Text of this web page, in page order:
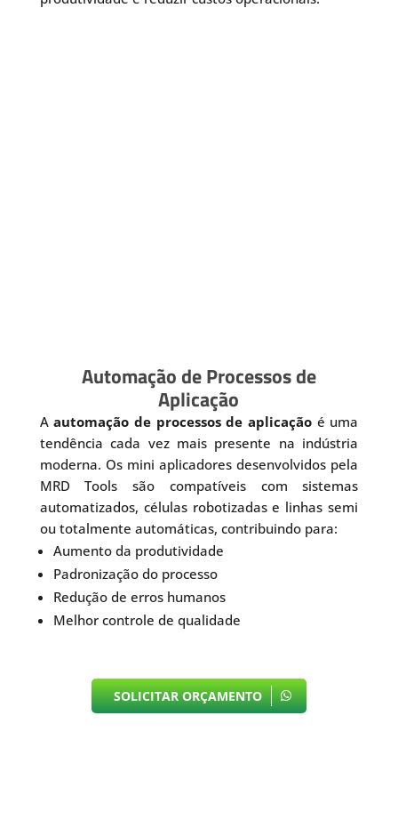
Automação de Processos de
Aplicação
Aautomação de processos de aplicaçãoé uma
tendência cada vez mais presente na indústria
moderna. Os mini aplicadores desenvolvidos pela
MRD Tools são compatíveis com sistemas
automatizados, células robotizadas e linhas semi
ou totalmente automáticas, contribuindo para:
Aumento da produtividade
Padronização do processo
Redução de erros humanos
Melhor controle de qualidade
SOLICITAR ORÇAMENTO